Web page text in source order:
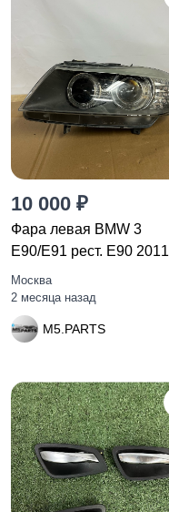
10 000 ₽
Фара левая BMW 3
E90/E91 рест. E90 2011
Москва
2 месяца назад
M5.PARTS